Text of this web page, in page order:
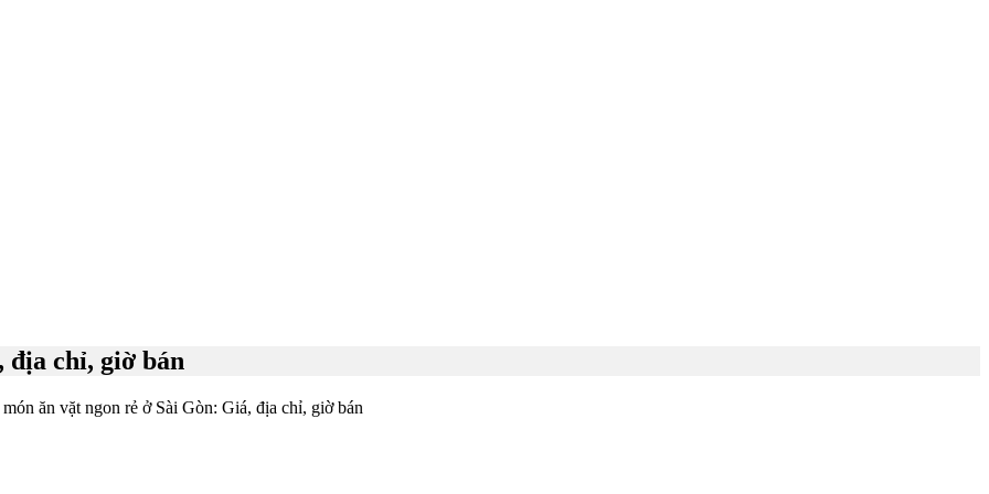
địa chỉ, giờ bán
ăn vặt ngon rẻ ở Sài Gòn: Giá, địa chỉ, giờ bán